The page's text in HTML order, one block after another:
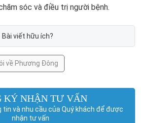
sóc và điều trị người bệnh.
Bài viết hữu ích?
về Phương Đông
KÝ NHẬN TƯ VẤN
tin và nhu cầu của Quý khách để được
nhận tư vấn